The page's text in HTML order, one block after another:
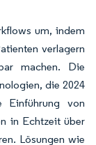
um, indem
verlagern
machen. Die
die 2024
Einführung von
in Echtzeit über
Lösungen wie